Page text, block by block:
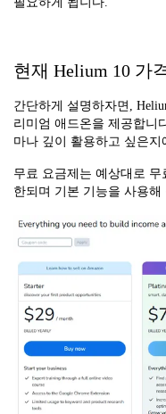
현재 Helium 10 가
간단하게 설명하자면,
리미엄 애드온을 제공합니
마나 깊이 활용하고 싶은지
무료 요금제는 예상대로
한되며 기본 기능을 사용해